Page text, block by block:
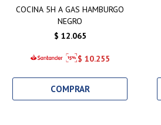
COCINA 5H A GAS HAMBURGO
NEGRO
$ 12.065
$ 10.255